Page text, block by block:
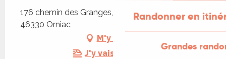
Randonner en
Grandes
176 chemin des Granges, Hameau des Granges,
46330 Orniac
M'y rendre
J'y vais en train !